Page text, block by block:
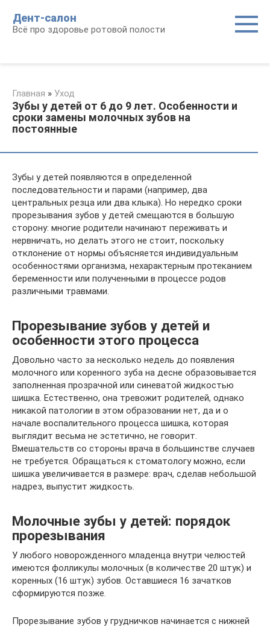
контенту
Дент-салон
Всё про здоровье ротовой полости
Главная » Уход
Зубы у детей от 6 до 9 лет. Особенности и
сроки замены молочных зубов на
постоянные
Зубы у детей появляются в определенной
последовательности и парами (например, два
центральных резца или два клыка). Но нередко сроки
прорезывания зубов у детей смещаются в большую
сторону: многие родители начинают переживать и
нервничать, но делать этого не стоит, поскольку
отклонение от нормы объясняется индивидуальным
особенностями организма, нехарактерным протеканием
беременности или полученными в процессе родов
различными травмами.
Прорезывание зубов у детей и
особенности этого процесса
Довольно часто за несколько недель до появления
молочного или коренного зуба на десне образовывается
заполненная прозрачной или синеватой жидкостью
шишка. Естественно, она тревожит родителей, однако
никакой патологии в этом образовании нет, да и о
начале воспалительного процесса шишка, которая
выглядит весьма не эстетично, не говорит.
Вмешательств со стороны врача в большинстве случаев
не требуется. Обращаться к стоматологу можно, если
шишка увеличивается в размере: врач, сделав небольшой
надрез, выпустит жидкость.
Молочные зубы у детей: порядок
прорезывания
У любого новорожденного младенца внутри челюстей
имеются фолликулы молочных (в количестве 20 штук) и
коренных (16 штук) зубов. Оставшиеся 16 зачатков
сформируются позже.
Прорезывание зубов у грудничков начинается с нижней